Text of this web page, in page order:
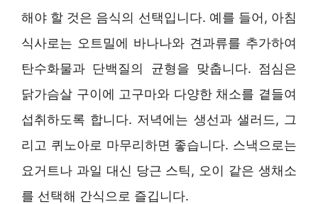
해야 할 것은 음식의 선택입니다. 예를 들어, 아침
식사로는 오트밀에 바나나와 견과류를 추가하여
탄수화물과 단백질의 균형을 맞춥니다. 점심은
닭가슴살 구이에 고구마와 다양한 채소를 곁들여
섭취하도록 합니다. 저녁에는 생선과 샐러드, 그
리고 퀴노아로 마무리하면 좋습니다. 스낵으로는
요거트나 과일 대신 당근 스틱, 오이 같은 생채소
를 선택해 간식으로 즐깁니다.